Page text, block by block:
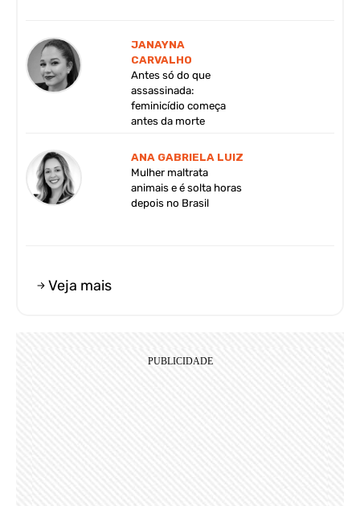
JANAYNA
CARVALHO
Antes só do que
assassinada:
feminicídio começa
antes da morte
ANA GABRIELA LUIZ
Mulher maltrata
animais e é solta horas
depois no Brasil
Veja mais